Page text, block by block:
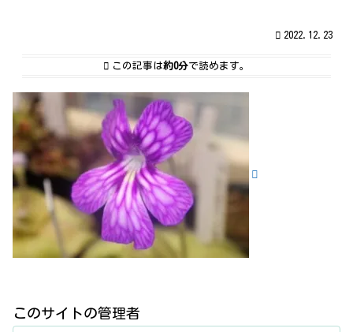
2022.12.23
この記事は約0分で読めます。
このサイトの管理者